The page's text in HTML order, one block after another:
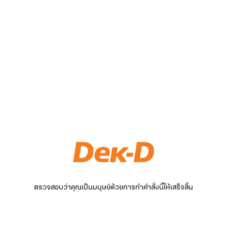
ตรวจสอบว่าคุณเป็นมนุษย์ด้วยการทำคำสั่งนี้ให้เสร็จสิ้น